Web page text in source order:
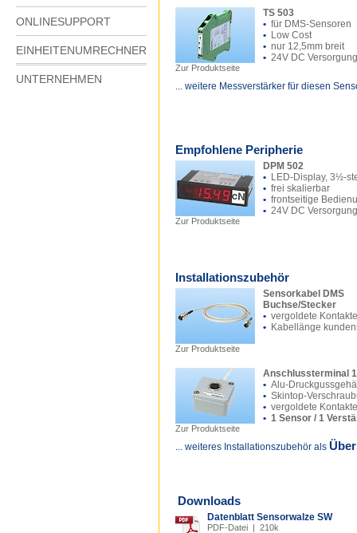
ONLINESUPPORT
EINHEITENUMRECHNER
UNTERNEHMEN
Zur Produktseite
TS 503
• für DMS-Sensoren
• Low Cost
• nur 12,5mm breit
• 24V DC Versorgung
... weitere Messverstärker für diesen
Empfohlene Peripherie
Zur Produktseite
DPM 502
• LED-Display, 3½-
• frei skalierbar
• frontseitige
• 24V DC Versorgung
Installationszubehör
Zur Produktseite
Sensorkabel DMS
Buchse/Stecker
• vergoldete Kontakte
• Kabellänge
Zur Produktseite
Anschlussterminal
• Alu-
• Skintop-
• vergoldete Kontakte
• 1 Sensor / 1
... weiteres Installationszubehör als
Downloads
Datenblatt Sensorwalze SW
PDF-Datei | 210k